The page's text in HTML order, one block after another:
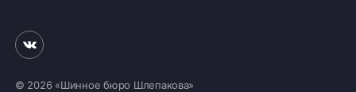
© 2026 «Шинное бюро Шлепакова»